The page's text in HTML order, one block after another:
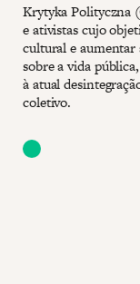
Krytyka Polityczna
e ativistas cujo
cultural e aumentar
sobre a vida
à atual
coletivo.